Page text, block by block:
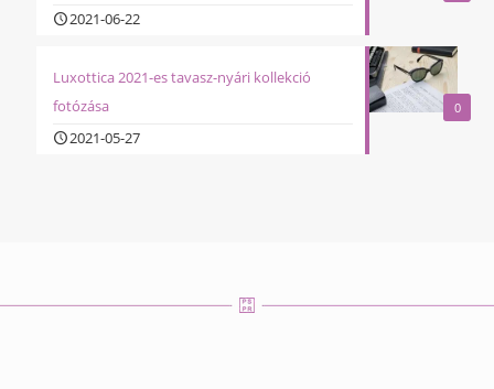
2021-06-22
0
Luxottica 2021-es tavasz-nyári kollekció
fotózása
2021-05-27